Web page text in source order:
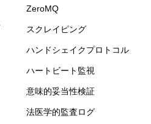
ZeroMQ
スクレイピング
ハンドシェイクプロトコル
ハートビート監視
意味的妥当性検証
法医学的監査ログ